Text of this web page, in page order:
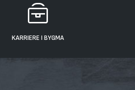
KARRIERE I BYGMA